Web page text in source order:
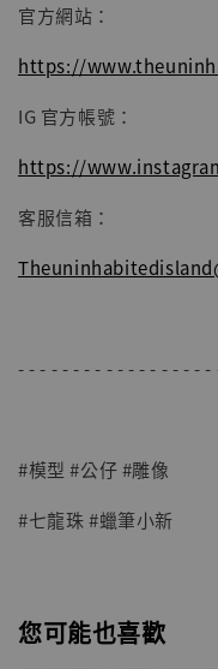
官方網站：
https://
IG 官方帳號：
https://
客服信箱：
- - - - - - - - - - - - - - - - - -
#模型 #公仔 #雕像
#七龍珠 #蠟筆小新
您可能也喜歡